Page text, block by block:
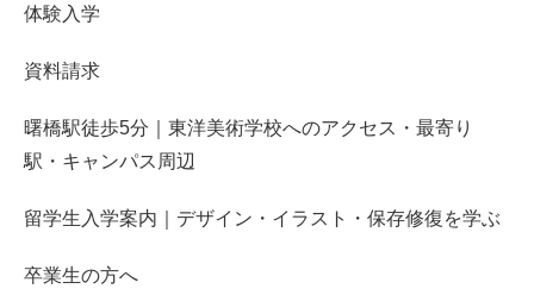
体験入学
資料請求
曙橋駅徒歩5分｜東洋美術学校へのアクセス・最寄り
駅・キャンパス周辺
留学生入学案内｜デザイン・イラスト・保存修復を学ぶ
卒業生の方へ